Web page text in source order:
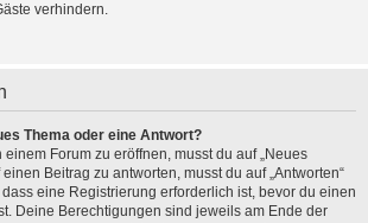
verhindern.
Thema oder eine Antwort?
Forum zu eröffnen, musst du auf „Neues
Beitrag zu antworten, musst du auf „Antworten“
eine Registrierung erforderlich ist, bevor du einen
Deine Berechtigungen sind jeweils am Ende der